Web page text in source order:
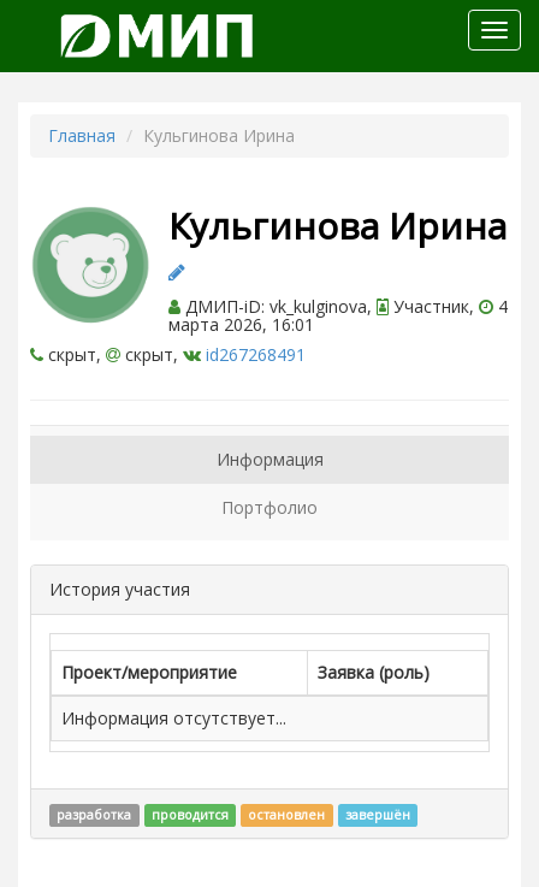
меню
Главная Кульгинова Ирина
Кульгинова Ирина
ДМИП-iD: vk_kulginova, Участник, 4
марта 2026, 16:01
скрыт,
скрыт, id267268491
Информация
Портфолио
История участия
Проект/мероприятие
Заявка (роль)
Информация отсутствует...
разработка проводится остановлен завершён